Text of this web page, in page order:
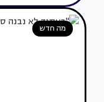
מה חדש